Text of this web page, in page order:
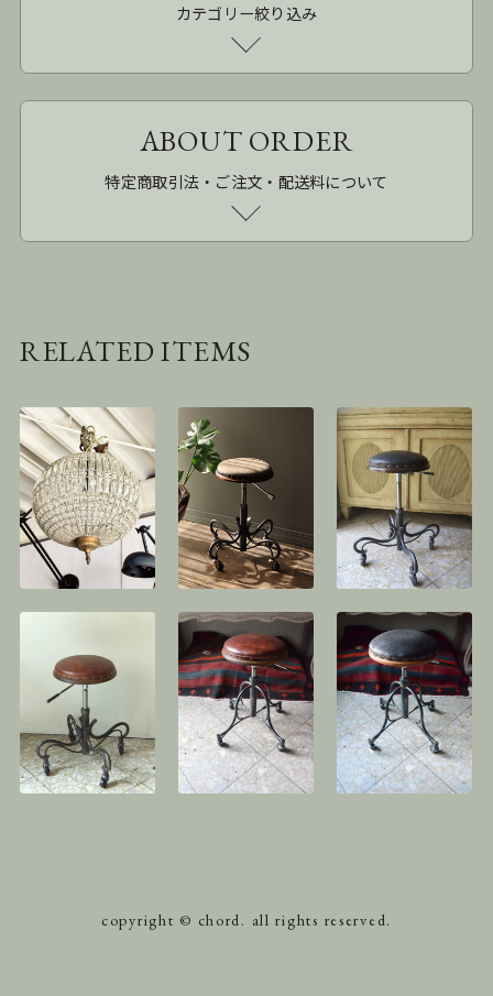
カテゴリー絞り込み
ABOUT ORDER
特定商取引法・ご注文・配送料について
RELATED ITEMS
copyright © chord. all rights reserved.